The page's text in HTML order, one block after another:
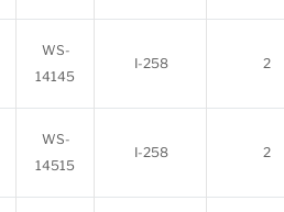
WS-
14145
I-258 2
WS-
14515
I-258 2